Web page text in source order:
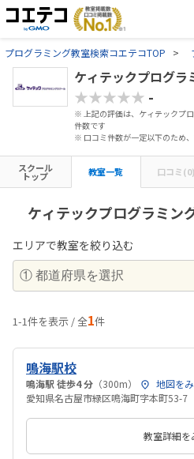
プログラミング教室検索コエテコTOP
ケィテックプログラ
★★★★★ -
※ 上記の評価は、ケィテックプ
件数です
※ 口コミ件数が一定以下のため
スクール
トップ 教室一覧 口コミ(0)
ケィテックプログラミン
エリアで教室を絞り込む
1-1件を表示 / 全1件
鳴海駅校
鳴海駅 徒歩4 分 （300m）
地図を
愛知県名古屋市緑区鳴海町字本町53-7
教室詳細を